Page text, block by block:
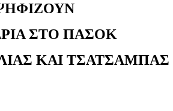
ΣΤΟ ΠΑΣΟΚ
ΚΑΙ ΤΣΑΤΣΑΜΠΑΣ